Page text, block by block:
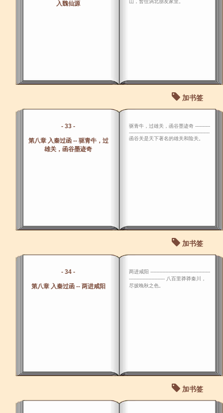
入魏仙源
山，暂住涡北朋友家里。
加书签
- 33 -
第八章 入秦过函 -- 驱青牛，过
雄关，函谷墨迹奇
驱青牛，过雄关，函谷墨迹奇 ----------
------------------------------------------------------
函谷关是天下著名的雄关和险关。
加书签
- 34 -
第八章 入秦过函 -- 两进咸阳
两进咸阳 ----------------------------------------
------------------------ 八百里莽莽秦川，
尽披晚秋之色。
加书签